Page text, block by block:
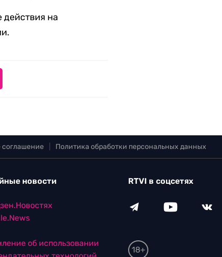
действия на
соглашение Политика обработки персональных данных
новости
об использовании
RTVI в соцсетях
18+